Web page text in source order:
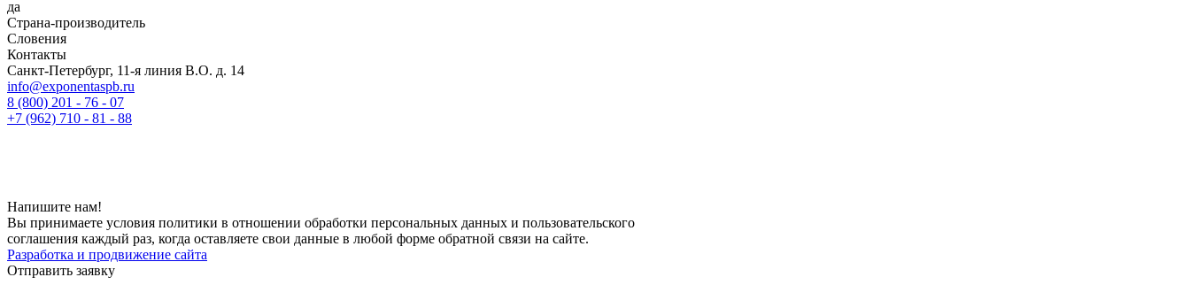
да
Страна-производитель
Словения
Контакты
Санкт-Петербург, 11-я линия В.О. д. 14
info@exponentaspb.ru
8 (800) 201 - 76 - 07
+7 (962) 710 - 81 - 88
Напишите нам!
Вы принимаете условия политики в отношении обработки персональных данных и пользовательского
соглашения каждый раз, когда оставляете свои данные в любой форме обратной связи на сайте.
Разработка и продвижение сайта
Отправить заявку